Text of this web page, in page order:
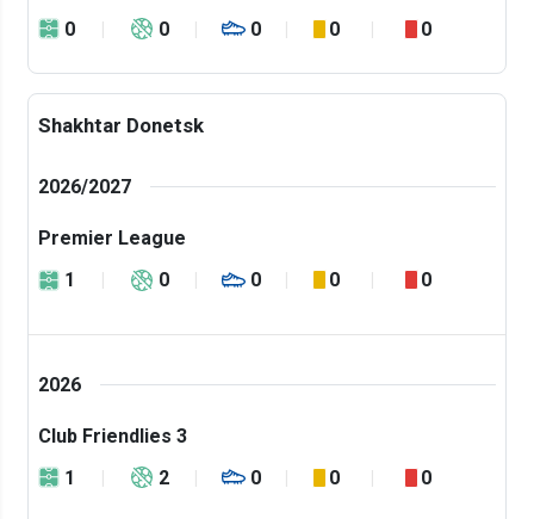
0
0 0 0 0
Shakhtar Donetsk
2026/2027
Premier League
1
0 0 0 0
2026
Club Friendlies 3
1
2 0 0 0